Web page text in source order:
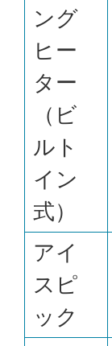
ング
ヒー
ター
（ビ
ルト
イン
式）
アイ
スピ
ック